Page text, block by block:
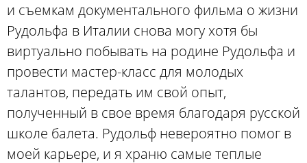
и съемкам документального фильма о жизни
Рудольфа в Италии снова могу хотя бы
виртуально побывать на родине Рудольфа и
провести мастер-класс для молодых
талантов, передать им свой опыт,
полученный в свое время благодаря русской
школе балета. Рудольф невероятно помог в
моей карьере, и я храню самые теплые